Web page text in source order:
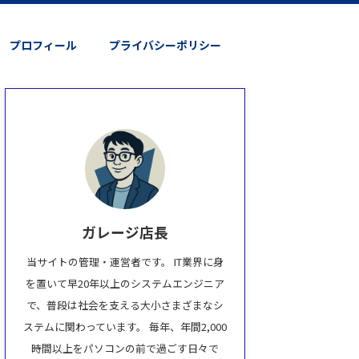
プロフィール プライバシーポリシー
ガレージ店長
当サイトの管理・運営者です。 IT業界に身
を置いて早20年以上のシステムエンジニア
で、普段は社会を支える大小さまざまなシ
ステムに関わっています。 毎年、年間2,000
時間以上をパソコンの前で過ごす日々で